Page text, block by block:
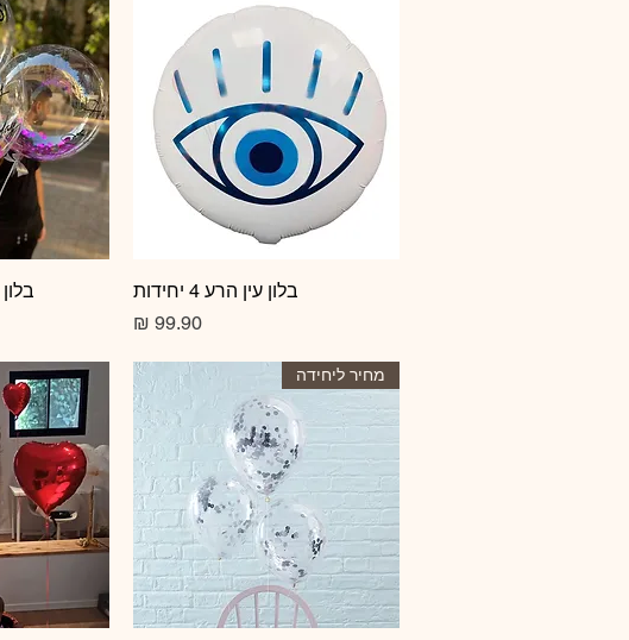
תצוגה מהירה
בלון עין הרע 4 יחידות
מחיר‏99.90 ‏₪
מחיר ליחידה